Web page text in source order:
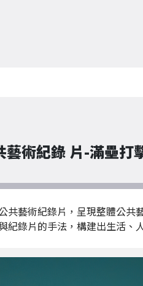
藝術紀錄 片-滿壘打
共藝術紀錄片，呈現整體公
紀錄片的手法，構建出生活、